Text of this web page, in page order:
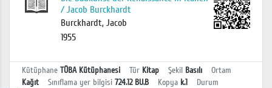
/ Jacob Burckhardt
Burckhardt, Jacob
1955
Kütüphane TÜBA Kütüphanesi Tür Kitap Şekil Basılı
Ortam
Kağıt
Sınıflama yer bilgisi 724.12 BU.B Kopya k.1
Durum